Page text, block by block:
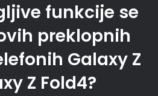
funkcije se
preklopnih
Galaxy Z
Z Fold4?